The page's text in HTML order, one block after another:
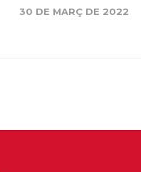
30 DE MARÇ DE 2022